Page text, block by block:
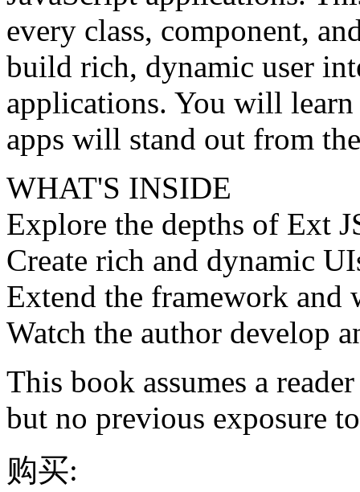
every class, component,
build rich, dynamic user
applications. You will
apps will stand out from
WHAT'S INSIDE
Explore the depths of Ext
Create rich and dynamic
Extend the framework and
Watch the author develop
This book assumes a
but no previous exposure
购买: